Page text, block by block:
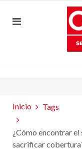
Inicio Tags
¿Cómo encontrar
sacrificar